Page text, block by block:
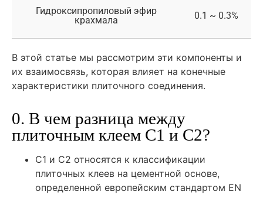
Гидроксипропиловый эфир
крахмала
0.1 ~ 0.3%
В этой статье мы рассмотрим эти компоненты и
их взаимосвязь, которая влияет на конечные
характеристики плиточного соединения.
0. В чем разница между
плиточным клеем C1 и C2?
C1 и C2 относятся к классификации
плиточных клеев на цементной основе,
определенной европейским стандартом EN